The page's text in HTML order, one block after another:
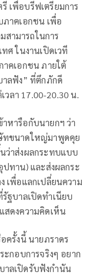
เพื่อบรีฟเตรียมการ
ภาคเอกชน เพื่อ
ามารถในการ
ศ ในงานเปิดเวที
าคเอกชน ภายใต้
ลฟัง” ที่ตึกภักดี
ลา 17.00-20.30 น.
หารือกับนายกฯ ว่า
ทขนาดใหญ่มาพูดคุย
ว่าส่งผลกระทบแบบ
ทาน) และส่งผลกระ
เพื่อแลกเปลี่ยนความ
ฐบาลเปิดทำเนียบ
สดงความคิดเห็น
ครั้งนี้ นายภราดร
ะกอบการจริงๆ อยาก
าลเปิดรับฟังกำนัน